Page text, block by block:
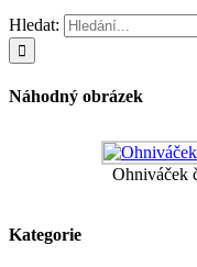
Hledat:
Náhodný obrázek
Ohniváček
Kategorie